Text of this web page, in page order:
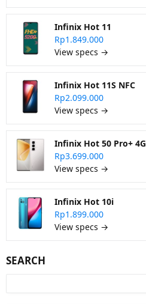
Infinix Hot 11
Rp1.849.000
View specs →
Infinix Hot 11S NFC
Rp2.099.000
View specs →
Infinix Hot 50 Pro+ 4G
Rp3.699.000
View specs →
Infinix Hot 10i
Rp1.899.000
View specs →
SEARCH